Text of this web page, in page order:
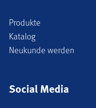
Produkte
Katalog
Neukunde werden
Social Media